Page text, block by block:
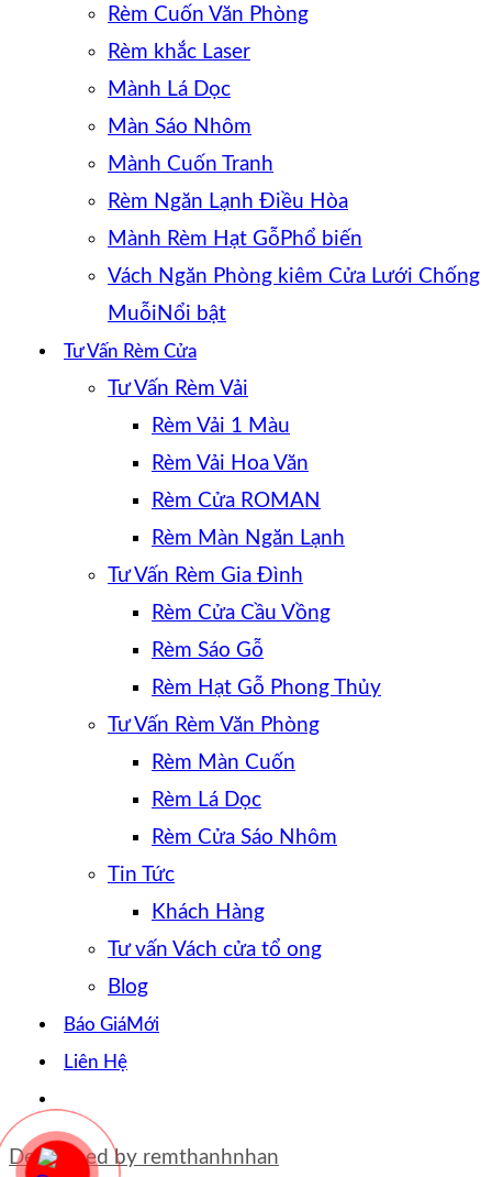
Rèm Cuốn Văn Phòng
Rèm khắc Laser
Mành Lá Dọc
Màn Sáo Nhôm
Mành Cuốn Tranh
Rèm Ngăn Lạnh Điều Hòa
Mành Rèm Hạt Gỗ
Vách Ngăn Phòng kiêm Cửa Lưới Chống
Muỗi
Tư Vấn Rèm Cửa
Tư Vấn Rèm Vải
Rèm Vải 1 Màu
Rèm Vải Hoa Văn
Rèm Cửa ROMAN
Rèm Màn Ngăn Lạnh
Tư Vấn Rèm Gia Đình
Rèm Cửa Cầu Vồng
Rèm Sáo Gỗ
Rèm Hạt Gỗ Phong Thủy
Tư Vấn Rèm Văn Phòng
Rèm Màn Cuốn
Rèm Lá Dọc
Rèm Cửa Sáo Nhôm
Tin Tức
Khách Hàng
Tư vấn Vách cửa tổ ong
Blog
Báo Giá
Liên Hệ
Developed by remthanhnhan